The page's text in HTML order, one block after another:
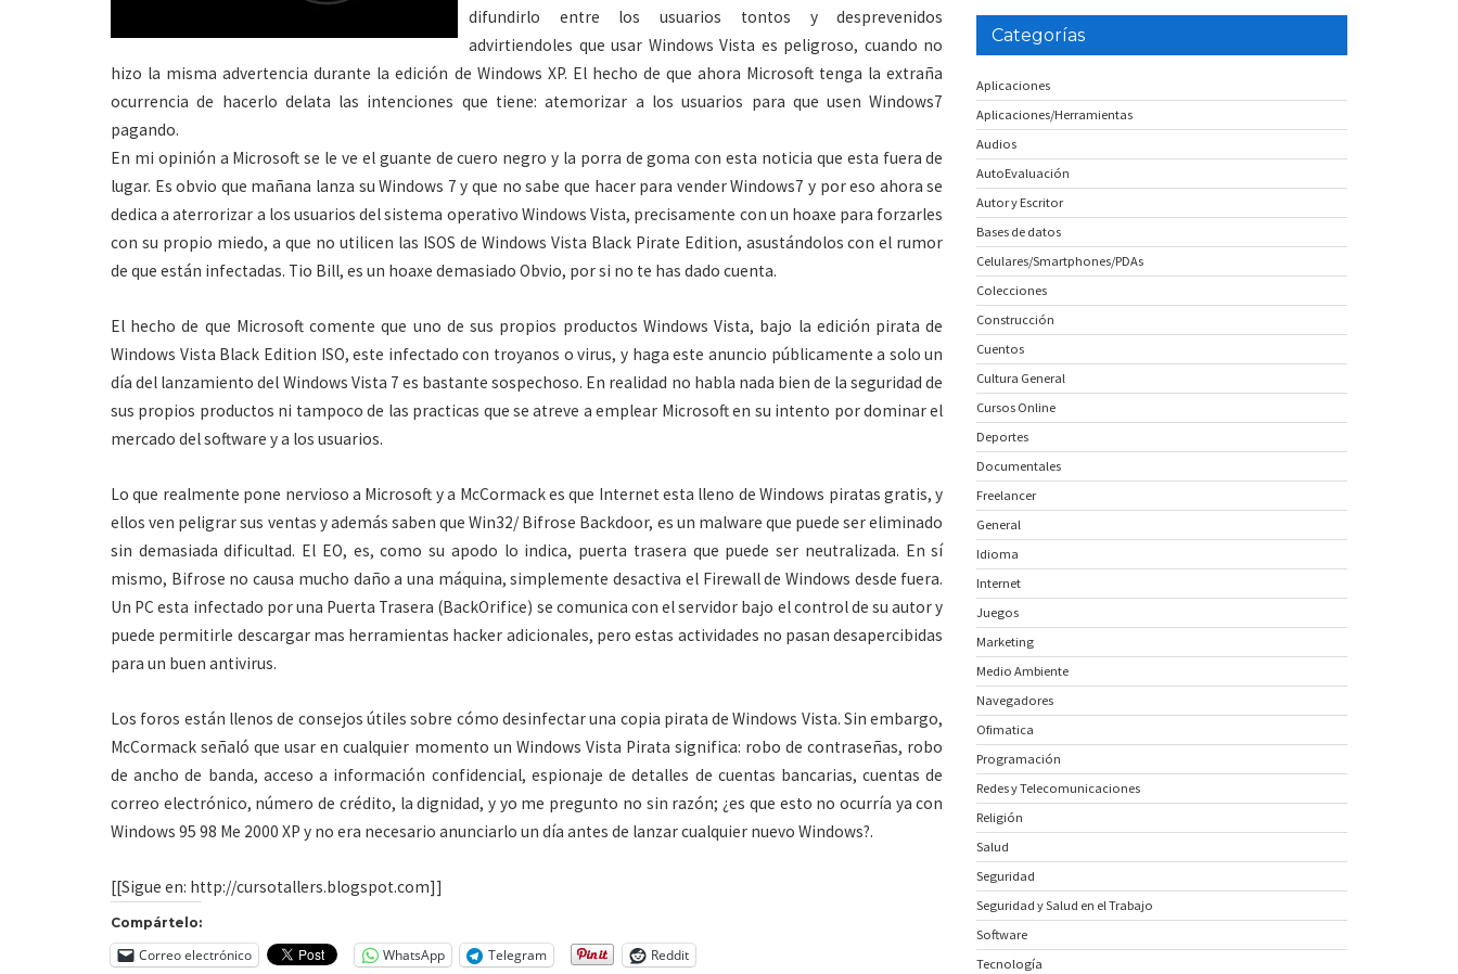
difundirlo entre los usuarios tontos y desprevenidos
advirtiendoles que usar Windows Vista es peligroso, cuando no
hizo la misma advertencia durante la edición de Windows XP. El hecho de que ahora Microsoft tenga la extraña
ocurrencia de hacerlo delata las intenciones que tiene: atemorizar a los usuarios para que usen Windows7
pagando.
En mi opinión a Microsoft se le ve el guante de cuero negro y la porra de goma con esta noticia que esta fuera de
lugar. Es obvio que mañana lanza su Windows 7 y que no sabe que hacer para vender Windows7 y por eso ahora se
dedica a aterrorizar a los usuarios del sistema operativo Windows Vista, precisamente con un hoaxe para forzarles
con su propio miedo, a que no utilicen las ISOS de Windows Vista Black Pirate Edition, asustándolos con el rumor
de que están infectadas. Tio Bill, es un hoaxe demasiado Obvio, por si no te has dado cuenta.
El hecho de que Microsoft comente que uno de sus propios productos Windows Vista, bajo la edición pirata de
Windows Vista Black Edition ISO, este infectado con troyanos o virus, y haga este anuncio públicamente a solo un
día del lanzamiento del Windows Vista 7 es bastante sospechoso. En realidad no habla nada bien de la seguridad de
sus propios productos ni tampoco de las practicas que se atreve a emplear Microsoft en su intento por dominar el
mercado del software y a los usuarios.
Lo que realmente pone nervioso a Microsoft y a McCormack es que Internet esta lleno de Windows piratas gratis, y
ellos ven peligrar sus ventas y además saben que Win32/ Bifrose Backdoor, es un malware que puede ser eliminado
sin demasiada dificultad. El EO, es, como su apodo lo indica, puerta trasera que puede ser neutralizada. En sí
mismo, Bifrose no causa mucho daño a una máquina, simplemente desactiva el Firewall de Windows desde fuera.
Un PC esta infectado por una Puerta Trasera (BackOrifice) se comunica con el servidor bajo el control de su autor y
puede permitirle descargar mas herramientas hacker adicionales, pero estas actividades no pasan desapercibidas
para un buen antivirus.
Los foros están llenos de consejos útiles sobre cómo desinfectar una copia pirata de Windows Vista. Sin embargo,
McCormack señaló que usar en cualquier momento un Windows Vista Pirata significa: robo de contraseñas, robo
de ancho de banda, acceso a información confidencial, espionaje de detalles de cuentas bancarias, cuentas de
correo electrónico, número de crédito, la dignidad, y yo me pregunto no sin razón; ¿es que esto no ocurría ya con
Windows 95 98 Me 2000 XP y no era necesario anunciarlo un día antes de lanzar cualquier nuevo Windows?.
[[Sigue en: http://cursotallers.blogspot.com]]
Compártelo:
Correo electrónico WhatsApp Telegram Reddit
Categorías
Aplicaciones
Aplicaciones/Herramientas
Audios
AutoEvaluación
Autor y Escritor
Bases de datos
Celulares/Smartphones/PDAs
Colecciones
Construcción
Cuentos
Cultura General
Cursos Online
Deportes
Documentales
Freelancer
General
Idioma
Internet
Juegos
Marketing
Medio Ambiente
Navegadores
Ofimatica
Programación
Redes y Telecomunicaciones
Religión
Salud
Seguridad
Seguridad y Salud en el Trabajo
Software
Tecnología